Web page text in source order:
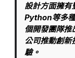
設計方面擁有
Python等多
個開發團隊推
公司推動創新
驗。